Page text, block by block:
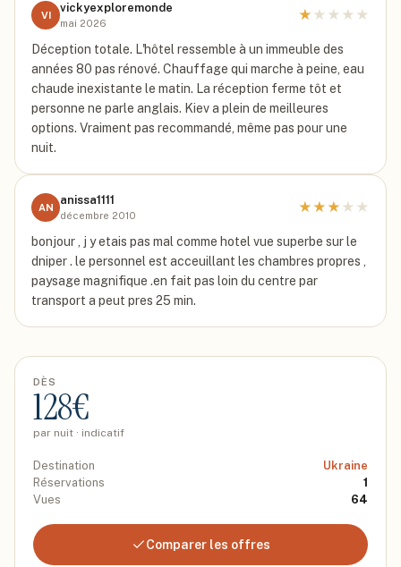
VI
vickyexploremonde
mai 2026
★ ★ ★ ★ ★
Déception totale. L'hôtel ressemble à un immeuble des
années 80 pas rénové. Chauffage qui marche à peine, eau
chaude inexistante le matin. La réception ferme tôt et
personne ne parle anglais. Kiev a plein de meilleures
options. Vraiment pas recommandé, même pas pour une
nuit.
AN
anissa1111
décembre 2010
★★★ ★ ★
bonjour , j y etais pas mal comme hotel vue superbe sur le
dniper . le personnel est acceuillant les chambres propres ,
paysage magnifique .en fait pas loin du centre par
transport a peut pres 25 min.
DÈS
128€
par nuit · indicatif
Destination
Ukraine
Réservations
1
Vues
64
Comparer les offres